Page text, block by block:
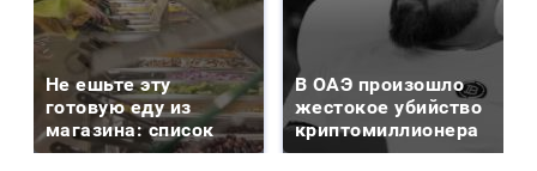
Не ешьте эту
готовую еду из
магазина: список
В ОАЭ произошло
жестокое убийство
криптомиллионера